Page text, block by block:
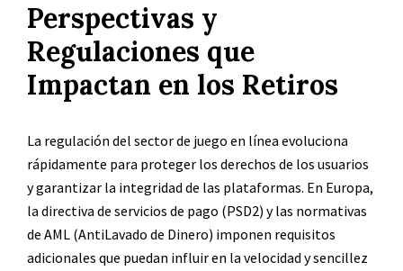
Perspectivas y
Regulaciones que
Impactan en los Retiros
La regulación del sector de juego en línea evoluciona
rápidamente para proteger los derechos de los usuarios
y garantizar la integridad de las plataformas. En Europa,
la directiva de servicios de pago (PSD2) y las normativas
de AML (AntiLavado de Dinero) imponen requisitos
adicionales que puedan influir en la velocidad y sencillez